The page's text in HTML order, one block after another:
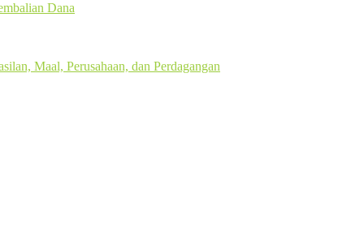
Dana
Maal, Perusahaan, dan Perdagangan